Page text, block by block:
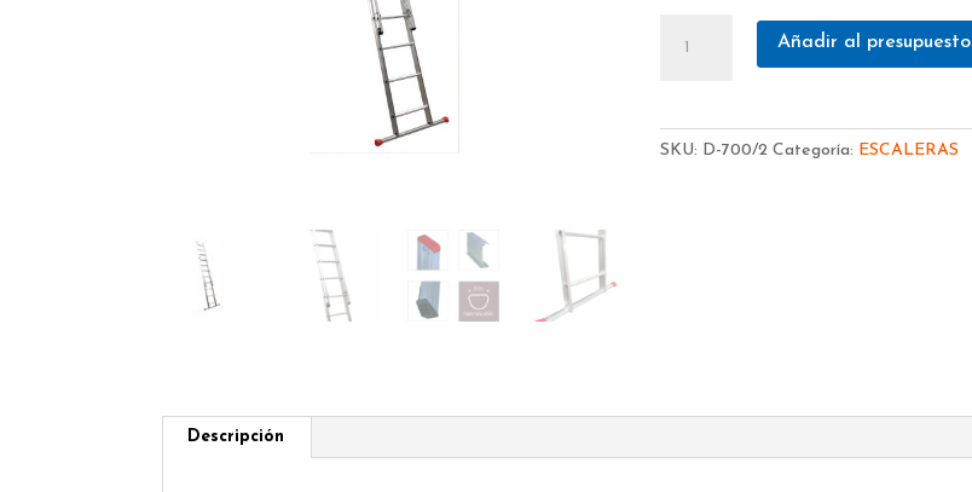
EXTENSIBLE
D-
Añadir al presupuesto
SKU: D-700/2 Categoría: ESCALERAS
Descripción